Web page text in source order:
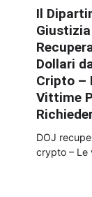
Il
Dollari
Cripto –
Vittime
DOJ
crypto – Le